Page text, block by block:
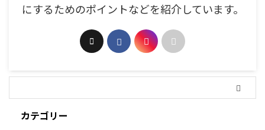
にするためのポイントなどを紹介しています。
カテゴリー